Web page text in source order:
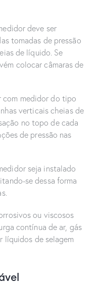
deve ser
tomadas de pressão
de líquido. Se
colocar câmaras de
com medidor do tipo
verticais cheias de
no topo de cada
de pressão nas
seja instalado
se dessa forma
ou viscosos
contínua de ar, gás
líquidos de selagem